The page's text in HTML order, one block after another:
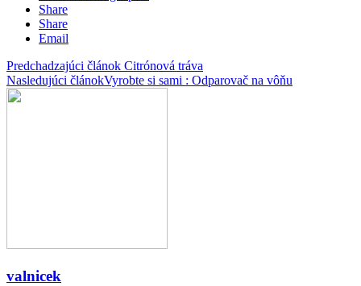
Share
Share
Email
Predchadzajúci článok Citrónová tráva
Nasledujúci článokVyrobte si sami : Odparovač na vôňu
valnicek